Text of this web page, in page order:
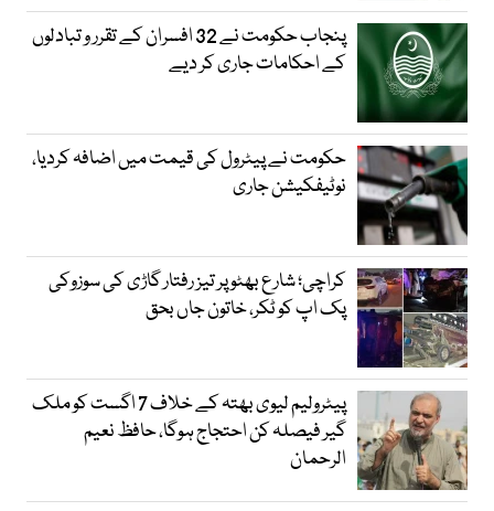
پنجاب حکومت نے 32 افسران کے تقرر و تبادلوں
کے احکامات جاری کر دیے
حکومت نے پیٹرول کی قیمت میں اضافہ کردیا،
نوٹیفکیشن جاری
کراچی؛ شارع بھٹو پر تیز رفتار گاڑی کی سوزوکی
پک اپ کو ٹکر، خاتون جاں بحق
پیٹرولیم لیوی بھتہ کے خلاف 7 اگست کو ملک
گیر فیصلہ کن احتجاج ہوگا، حافظ نعیم
الرحمان